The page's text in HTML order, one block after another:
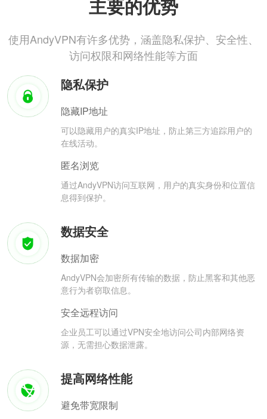
主要的优势
使用AndyVPN有许多优势，涵盖隐私保护、安全性、
访问权限和网络性能等方面
隐私保护
隐藏IP地址
可以隐藏用户的真实IP地址，防止第三方追踪用户的
在线活动。
匿名浏览
通过AndyVPN访问互联网，用户的真实身份和位置信
息得到保护。
数据安全
数据加密
AndyVPN会加密所有传输的数据，防止黑客和其他恶
意行为者窃取信息。
安全远程访问
企业员工可以通过VPN安全地访问公司内部网络资
源，无需担心数据泄露。
提高网络性能
避免带宽限制